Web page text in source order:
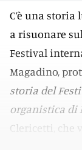
C’è una
a risuonare
Festival
Magadino,
storia del
organistica di
Clericetti, che